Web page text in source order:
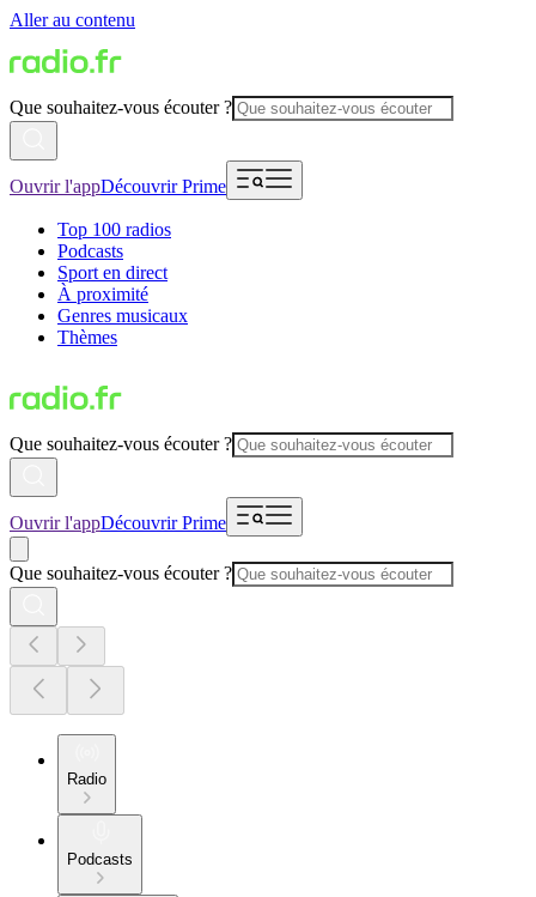
Aller au contenu
Que souhaitez-vous écouter ?
Ouvrir l'appDécouvrir Prime
Top 100 radios
Podcasts
Sport en direct
À proximité
Genres musicaux
Thèmes
Que souhaitez-vous écouter ?
Ouvrir l'appDécouvrir Prime
Que souhaitez-vous écouter ?
Radio
Podcasts